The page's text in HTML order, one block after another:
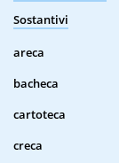
Sostantivi
areca
bacheca
cartoteca
creca